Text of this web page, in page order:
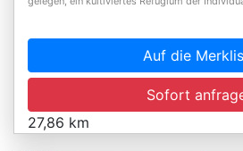
Auf die
Sofort
27,86 km